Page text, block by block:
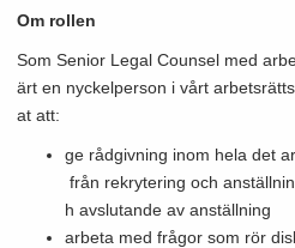
Om rollen
Som Senior Legal Counsel med
ärt en nyckelperson i vårt
at att:
ge rådgivning inom hela det
från rekrytering och
h avslutande av anställning
arbeta med frågor som rör